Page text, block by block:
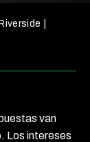
van
Los intereses